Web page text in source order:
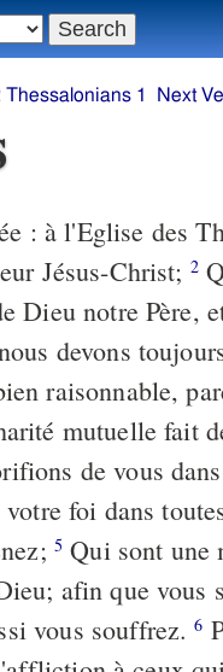
: à l'Eglise des
Jésus-Christ; 2
Dieu notre Père,
devons
raisonnable,
mutuelle fait
de vous
foi dans
5 Qui sont une
afin que vous
vous souffrez.6
Thessalonians 1 Next